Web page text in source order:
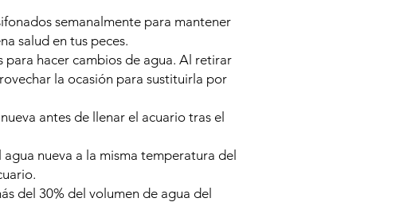
semanalmente para mantener
salud en tus peces.
para hacer cambios de agua. Al retirar
la ocasión para sustituirla por
antes de llenar el acuario tras el
nueva a la misma temperatura del
del 30% del volumen de agua del